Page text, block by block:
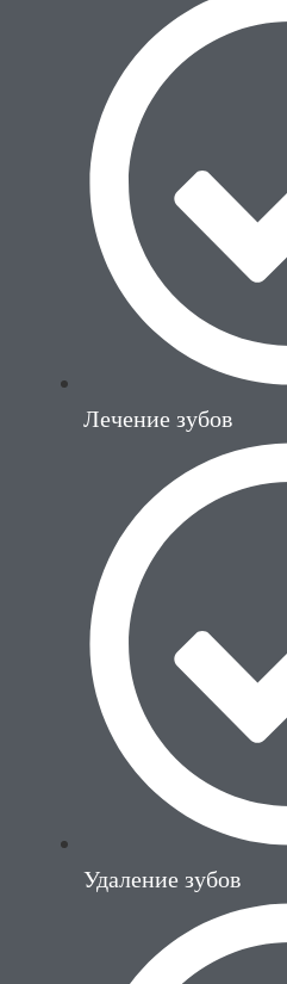
Лечение зубов
Удаление зубов